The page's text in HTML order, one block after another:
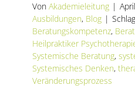
Von Akademieleitung |
Ausbildungen, Blog |
Beratungskompetenz,
Heilpraktiker
Systemische Beratung,
Systemisches Denken,
Veränderungsprozess